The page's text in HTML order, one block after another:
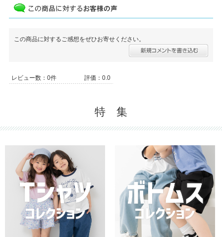
この商品に対するご感想をぜひお寄せください。
レビュー数：0件 評価：0.0
特 集